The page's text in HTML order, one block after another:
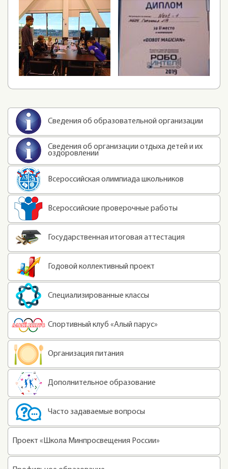
Сведения об образовательной организации
Сведения об организации отдыха детей и их
оздоровлении
Всероссийская олимпиада школьников
Всероссийские проверочные работы
Государственная итоговая аттестация
Годовой коллективный проект
Специализированные классы
Спортивный клуб «Алый парус»
Организация питания
Дополнительное образование
Часто задаваемые вопросы
Проект «Школа Минпросвещения России»